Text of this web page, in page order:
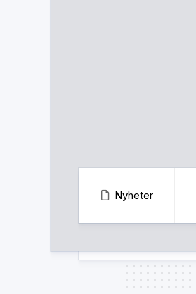
Nyheter